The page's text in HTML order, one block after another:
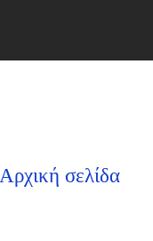
Αρχική σελίδα